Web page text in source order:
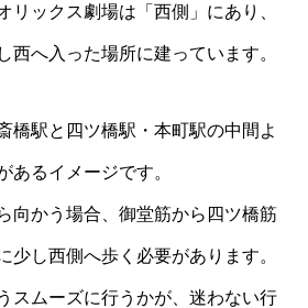
リックス劇場は「西側」にあり、
西へ入った場所に建っています。
橋駅と四ツ橋駅・本町駅の中間よ
あるイメージです。
向かう場合、御堂筋から四ツ橋筋
少し西側へ歩く必要があります。
スムーズに行うかが、迷わない行